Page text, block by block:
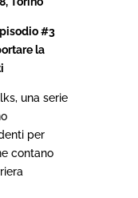
#3
la
una serie
per
contano